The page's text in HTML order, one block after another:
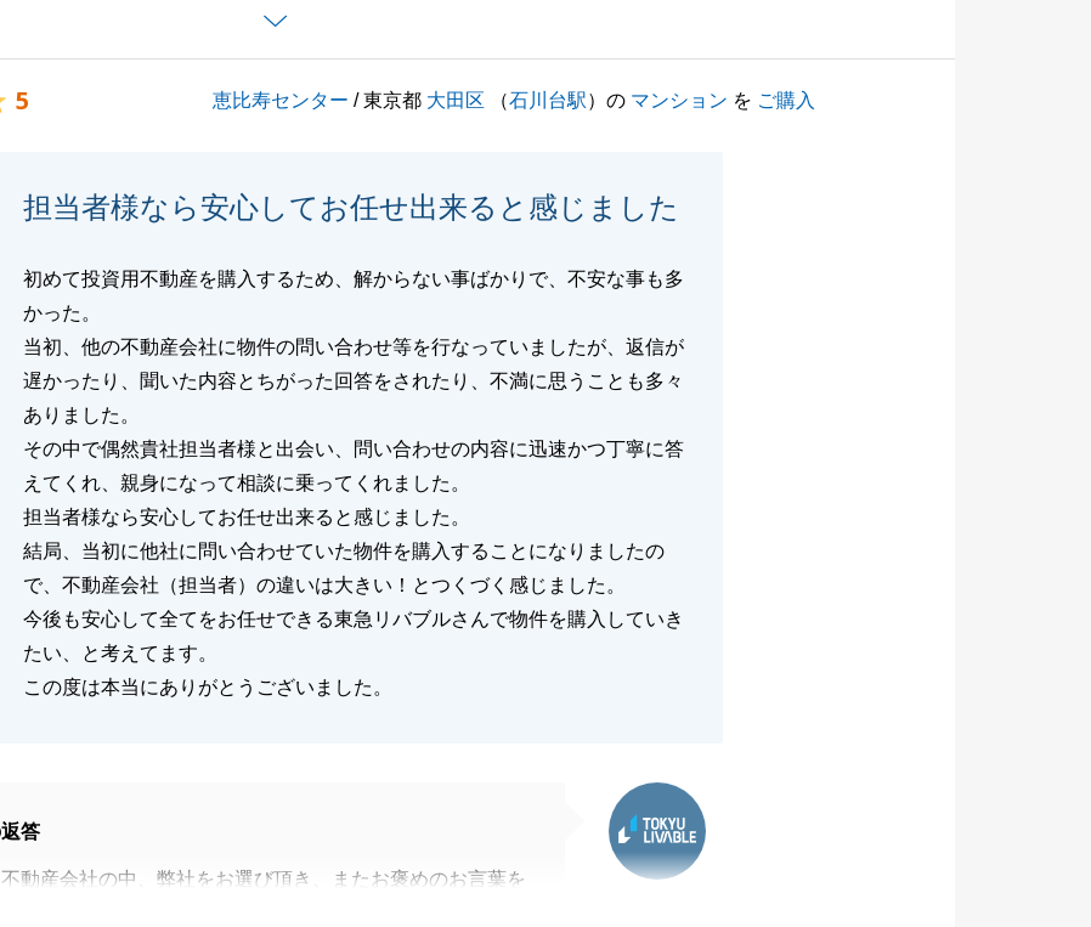
閉じる
5 恵比寿センター / 東京都 大田区 （石川台駅）の マンション を ご購入
担当者様なら安心してお任せ出来ると感じました
初めて投資用不動産を購入するため、解からない事ばかりで、不安な事も多
かった。
当初、他の不動産会社に物件の問い合わせ等を行なっていましたが、返信が
遅かったり、聞いた内容とちがった回答をされたり、不満に思うことも多々
ありました。
その中で偶然貴社担当者様と出会い、問い合わせの内容に迅速かつ丁寧に答
えてくれ、親身になって相談に乗ってくれました。
担当者様なら安心してお任せ出来ると感じました。
結局、当初に他社に問い合わせていた物件を購入することになりましたの
で、不動産会社（担当者）の違いは大きい！とつくづく感じました。
今後も安心して全てをお任せできる東急リバブルさんで物件を購入していき
たい、と考えてます。
この度は本当にありがとうございました。
答
動産会社の中、弊社をお選び頂き、またお褒めのお言葉を